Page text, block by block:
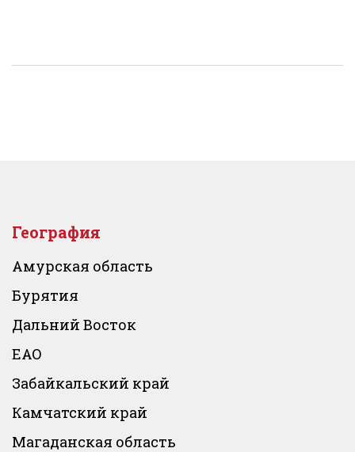
География
Амурская область
Бурятия
Дальний Восток
ЕАО
Забайкальский край
Камчатский край
Магаданская область